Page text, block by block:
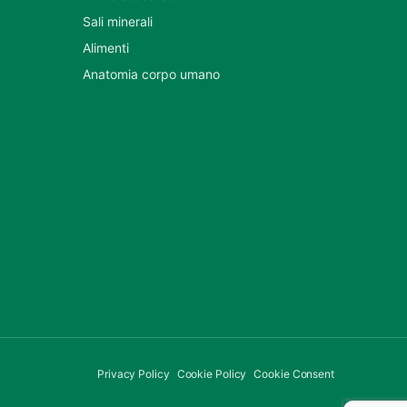
Sali minerali
Alimenti
Anatomia corpo umano
Privacy Policy Cookie Policy Cookie Consent